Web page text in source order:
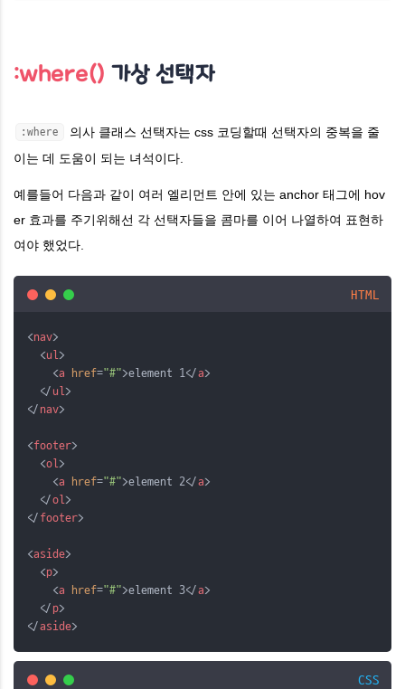
:where() 가상 선택자
:where 의사 클래스 선택자는 css 코딩할때 선택자의 중복을 줄
이는 데 도움이 되는 녀석이다.
예를들어 다음과 같이 여러 엘리먼트 안에 있는 anchor 태그에 hov
er 효과를 주기위해선 각 선택자들을 콤마를 이어 나열하여 표현하
여야 했었다.
HTML
<nav>
  <
ul>
    <
a href="#">element 1</a>
  </
ul>
</ nav>
<footer>
  <
ol>
    <
a href="#">element 2</a>
  </
ol>
</ footer>
<aside>
  <
p>
    <
a href="#">element 3</a>
  </
p>
</aside>
CSS